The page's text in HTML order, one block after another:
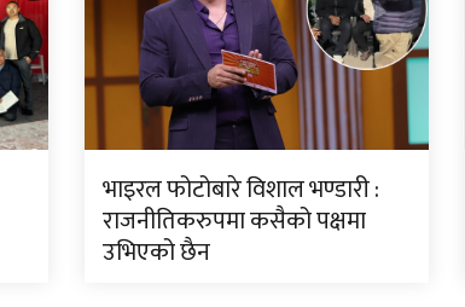
भाइरल फोटोबारे विशाल भण्डारी :
राजनीतिकरुपमा कसैको पक्षमा
उभिएको छैन